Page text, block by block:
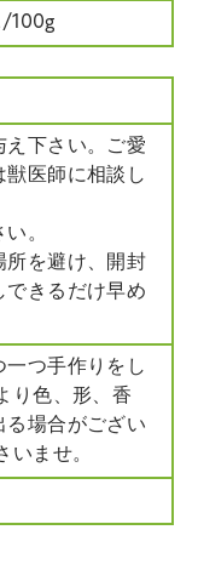
100g
え下さい。ご愛
獣医師に相談し
。
所を避け、開封
できるだけ早め
一つ手作りをし
り色、形、香
る場合がござい
いませ。